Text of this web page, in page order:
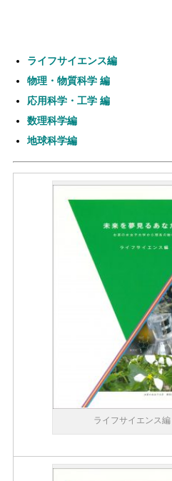
ライフサイエンス編
物理・物質科学 編
応用科学・工学 編
数理科学編
地球科学編
ライフサイエンス編